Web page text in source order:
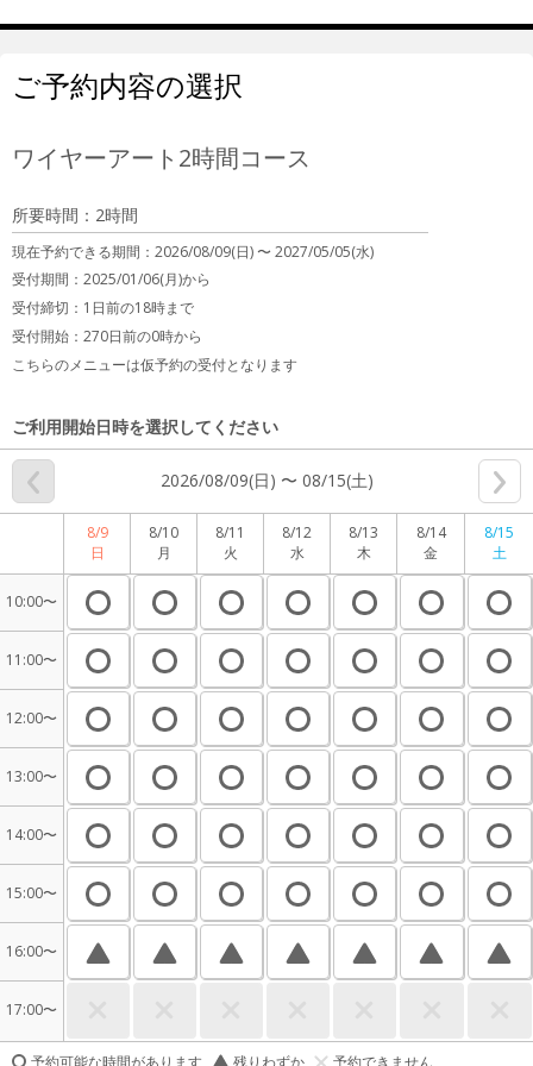
ご予約内容の選択
ワイヤーアート2時間コース
所要時間：2時間
現在予約できる期間： 2026/08/09(日) 〜2027/05/05(水)
受付期間：2025/01/06(月)から
受付締切： 1日前の18時まで
受付開始： 270日前の0時から
こちらのメニューは仮予約の受付となります
ご利用開始日時を選択してください
2026/08/09(日) 〜 08/15(土)
8/9
日
8/10
月
8/11
火
8/12
水
8/13
木
8/14
金
8/15
土
10:00〜
11:00〜
12:00〜
13:00〜
14:00〜
15:00〜
16:00〜
17:00〜
予約可能な時間があります 残りわずか 予約できません